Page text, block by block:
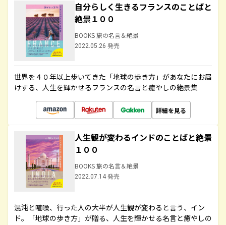
自分らしく生きるフランスのことばと
絶景１００
BOOKS 旅の名言＆絶景
2022.05.26 発売
世界を４０年以上歩いてきた「地球の歩き方」があなたにお届
けする、人生を輝かせるフランスの名言と癒やしの絶景集
詳細を見る
人生観が変わるインドのことばと絶景
１００
BOOKS 旅の名言＆絶景
2022.07.14 発売
混沌と喧噪、行った人の大半が人生観が変わると言う、イン
ド。「地球の歩き方」が贈る、人生を輝かせる名言と癒やしの